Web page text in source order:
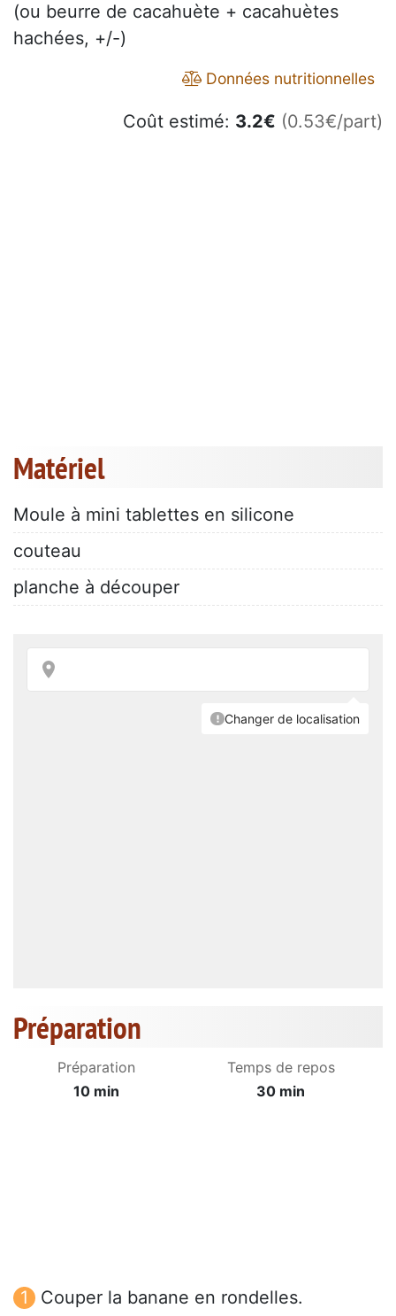
(ou beurre de cacahuète + cacahuètes
hachées, +/-)
Données nutritionnelles
Coût estimé: 3.2€ (0.53€/part)
Matériel
Moule à mini tablettes en silicone
couteau
planche à découper
Préparation
Préparation
10 min
Temps de repos
30 min
Couper la banane en rondelles.